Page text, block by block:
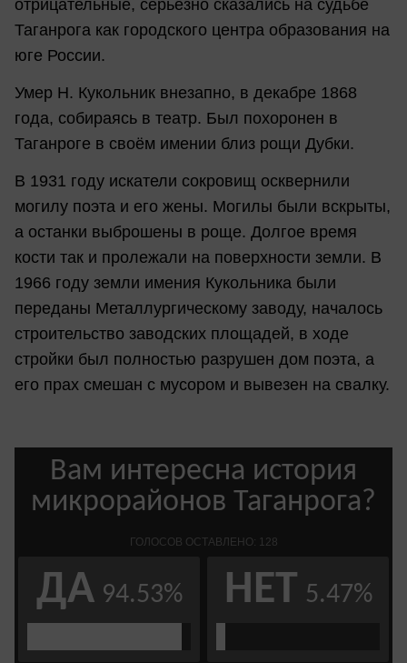
отрицательные, серьёзно сказались на судьбе
Таганрога как городского центра образования на
юге России.
Умер Н. Кукольник внезапно, в декабре 1868
года, собираясь в театр. Был похоронен в
Таганроге в своём имении близ рощи Дубки.
В 1931 году искатели сокровищ осквернили
могилу поэта и его жены. Могилы были вскрыты,
а останки выброшены в роще. Долгое время
кости так и пролежали на поверхности земли. В
1966 году земли имения Кукольника были
переданы Металлургическому заводу, началось
строительство заводских площадей, в ходе
стройки был полностью разрушен дом поэта, а
его прах смешан с мусором и вывезен на свалку.